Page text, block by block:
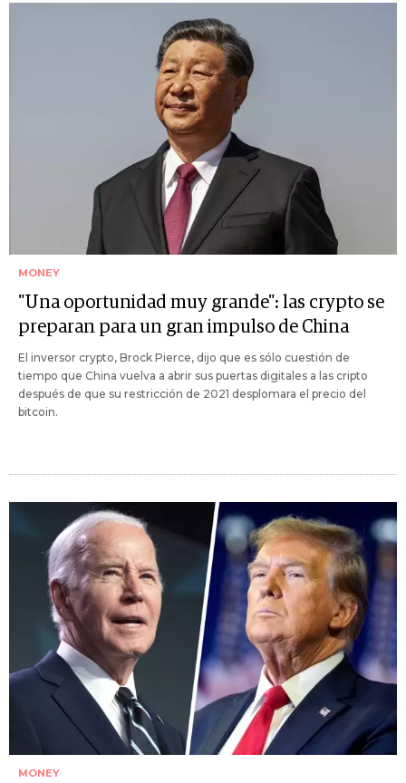
MONEY
"Una oportunidad muy grande": las crypto se
preparan para un gran impulso de China
El inversor crypto, Brock Pierce, dijo que es sólo cuestión de
tiempo que China vuelva a abrir sus puertas digitales a las cripto
después de que su restricción de 2021 desplomara el precio del
bitcoin.
MONEY